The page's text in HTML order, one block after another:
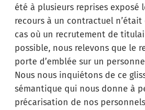
été à plusieurs reprises exposé
recours à un contractuel
cas où un recrutement de
possible, nous relevons que le
porte d’emblée sur un
Nous nous inquiétons de ce
sémantique qui nous donne à
précarisation de nos